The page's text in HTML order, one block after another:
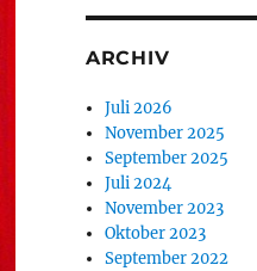
ARCHIV
Juli 2026
November 2025
September 2025
Juli 2024
November 2023
Oktober 2023
September 2022